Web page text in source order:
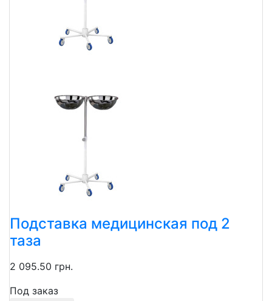
Подставка медицинская под 2
таза
2 095.50 грн.
Под заказ